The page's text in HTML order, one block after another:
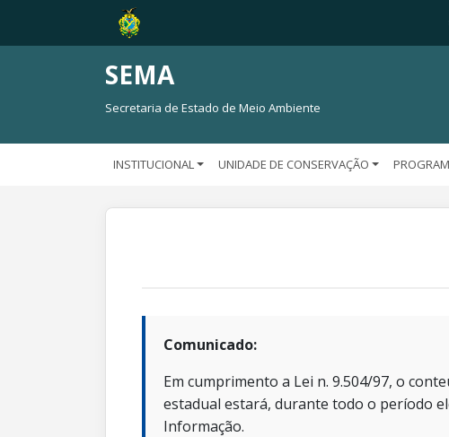
SEMA
Secretaria de Estado de Meio Ambiente
INSTITUCIONAL UNIDADE DE CONSERVAÇÃO
Comunicado:
Em cumprimento a Lei n. 9.504/97, o
estadual estará, durante todo o período
Informação.